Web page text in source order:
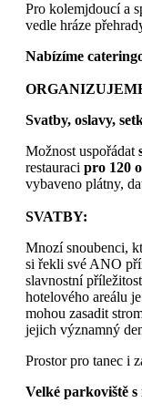
Pro kolemjdoucí a
vedle hráze
Nabízíme
Svatby, oslavy,
Možnost uspořádat
restauraci pro 120
vybaveno plátny,
SVATBY:
Mnozí snoubenci,
si řekli své ANO
slavnostní
hotelového areálu
mohou zasadit
jejich významný
Prostor pro tanec i
Velké parkoviště